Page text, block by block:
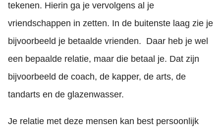
tekenen. Hierin ga je vervolgens al je
vriendschappen in zetten. In de buitenste laag zie je
bijvoorbeeld je betaalde vrienden. Daar heb je wel
een bepaalde relatie, maar die betaal je. Dat zijn
bijvoorbeeld de coach, de kapper, de arts, de
tandarts en de glazenwasser.
Je relatie met deze mensen kan best persoonlijk